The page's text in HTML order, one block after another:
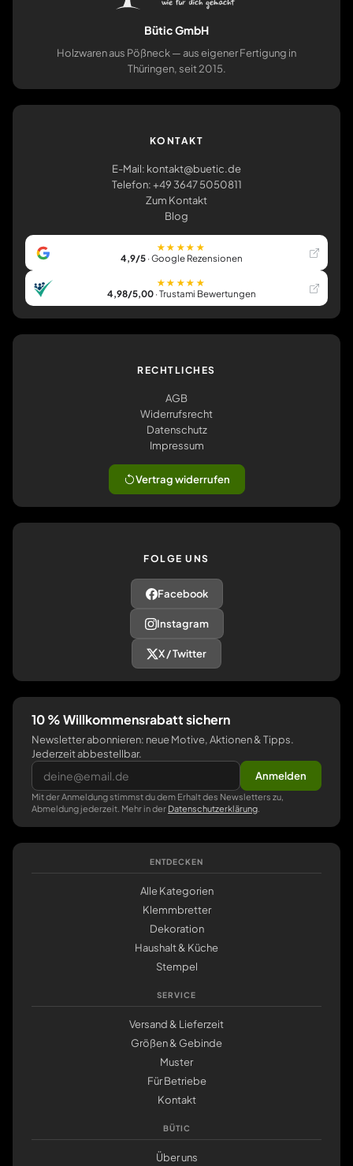
Bütic GmbH
Holzwaren aus Pößneck — aus eigener Fertigung in
Thüringen, seit 2015.
KONTAKT
E-Mail: kontakt@buetic.de
Telefon: +49 3647 5050811
Zum Kontakt
Blog
★★★★★
4,9/5· Google Rezensionen
★★★★★
4,98/5,00· Trustami Bewertungen
RECHTLICHES
AGB
Widerrufsrecht
Datenschutz
Impressum
Vertrag widerrufen
FOLGE UNS
Facebook
Instagram
X / Twitter
10 % Willkommensrabatt sichern
Newsletter abonnieren: neue Motive, Aktionen & Tipps.
Jederzeit abbestellbar.
Anmelden
Mit der Anmeldung stimmst du dem Erhalt des Newsletters zu,
Abmeldung jederzeit. Mehr in der Datenschutzerklärung
ENTDECKEN
Alle Kategorien
Klemmbretter
Dekoration
Haushalt & Küche
Stempel
SERVICE
Versand & Lieferzeit
Größen & Gebinde
Muster
Für Betriebe
Kontakt
BÜTIC
Über uns